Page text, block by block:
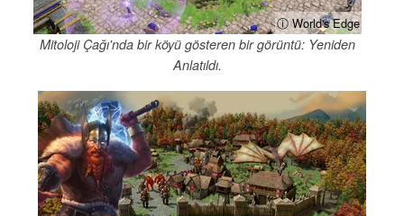
ⓘ World's Edge
Mitoloji Çağı'nda bir köyü gösteren bir görüntü: Yeniden
Anlatıldı.